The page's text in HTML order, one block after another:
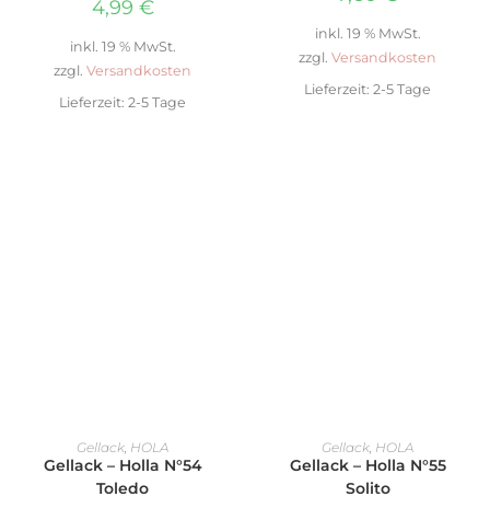
4,99 €
inkl. 19 % MwSt.
zzgl. Versandkosten
Lieferzeit: 2-5 Tage
inkl. 19 % MwSt.
zzgl. Versandkosten
Lieferzeit: 2-5 Tage
IN DEN WARENKORB
Gellack HOLA
Gellack – Holla N°54
Toledo
IN DEN WARENKORB
Gellack HOLA
Gellack – Holla N°55
Solito